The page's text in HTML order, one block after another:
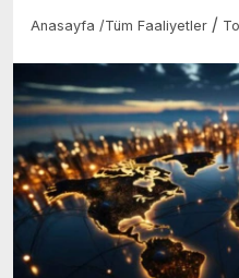
Anasayfa /Tüm Faaliyetler /